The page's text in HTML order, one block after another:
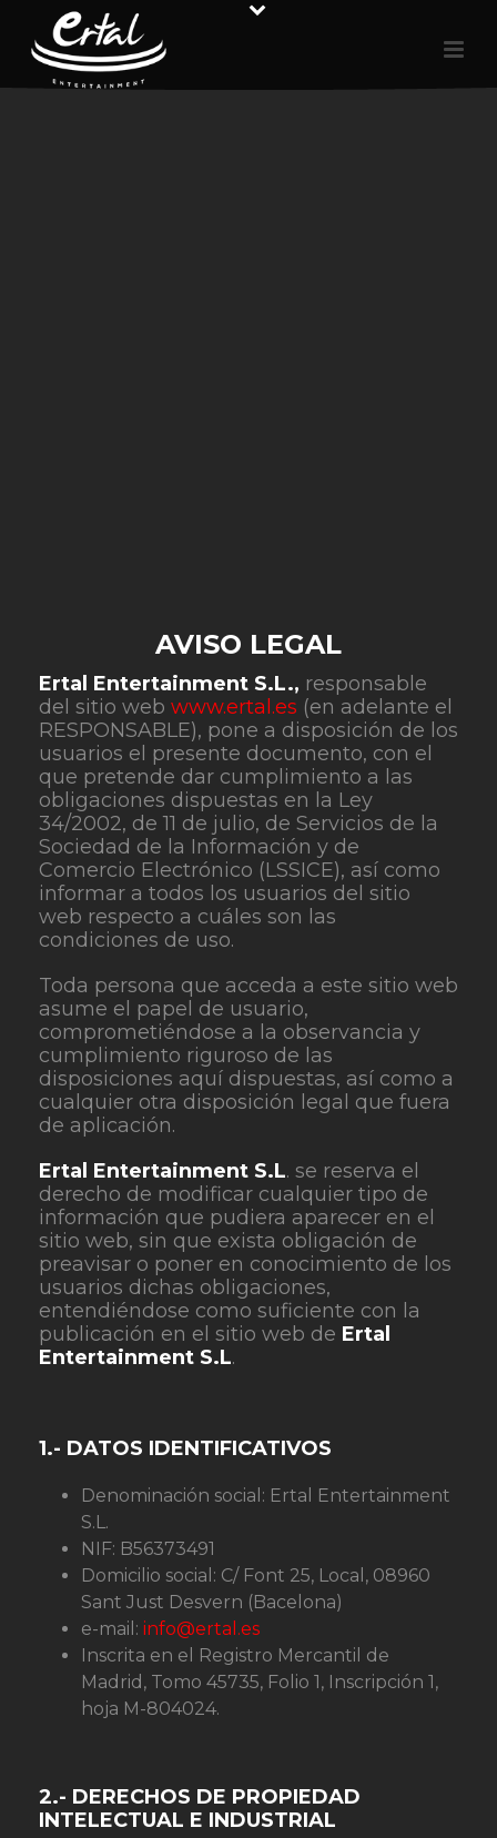
AVISO LEGAL
Ertal Entertainment S.L., responsable
del sitio web www.ertal.es (en adelante el
RESPONSABLE), pone a disposición de los
usuarios el presente documento, con el
que pretende dar cumplimiento a las
obligaciones dispuestas en la Ley
34/2002, de 11 de julio, de Servicios de la
Sociedad de la Información y de
Comercio Electrónico (LSSICE), así como
informar a todos los usuarios del sitio
web respecto a cuáles son las
condiciones de uso.
Toda persona que acceda a este sitio web
asume el papel de usuario,
comprometiéndose a la observancia y
cumplimiento riguroso de las
disposiciones aquí dispuestas, así como a
cualquier otra disposición legal que fuera
de aplicación.
Ertal Entertainment S.L. se reserva el
derecho de modificar cualquier tipo de
información que pudiera aparecer en el
sitio web, sin que exista obligación de
preavisar o poner en conocimiento de los
usuarios dichas obligaciones,
entendiéndose como suficiente con la
publicación en el sitio web de Ertal
Entertainment S.L.
1.- DATOS IDENTIFICATIVOS
Denominación social: Ertal Entertainment
S.L.
NIF: B56373491
Domicilio social: C/ Font 25, Local, 08960
Sant Just Desvern (Bacelona)
e-mail: info@ertal.es
Inscrita en el Registro Mercantil de
Madrid, Tomo 45735, Folio 1, Inscripción 1,
hoja M-804024.
2.- DERECHOS DE PROPIEDAD
INTELECTUAL E INDUSTRIAL